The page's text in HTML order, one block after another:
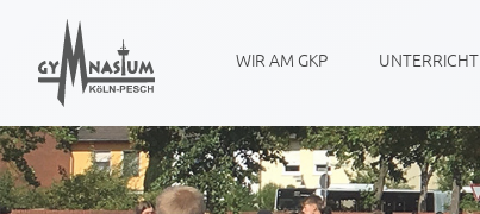
WIR AM GKP UNTERRICHT